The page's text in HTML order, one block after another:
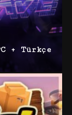
+ Türkçe